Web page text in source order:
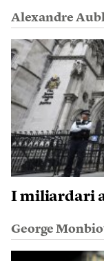
Alexandre
I miliardari
George